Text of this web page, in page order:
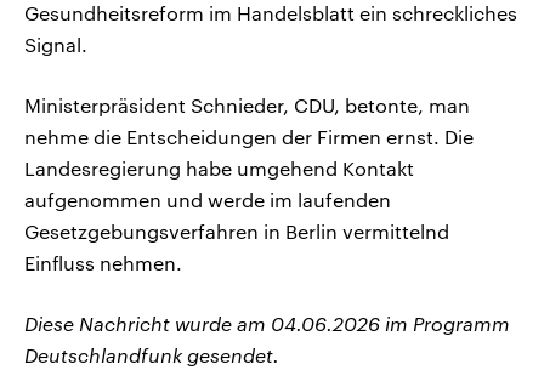
Gesundheitsreform im Handelsblatt ein schreckliches
Signal.
Ministerpräsident Schnieder, CDU, betonte, man
nehme die Entscheidungen der Firmen ernst. Die
Landesregierung habe umgehend Kontakt
aufgenommen und werde im laufenden
Gesetzgebungsverfahren in Berlin vermittelnd
Einfluss nehmen.
Diese Nachricht wurde am 04.06.2026 im Programm
Deutschlandfunk gesendet.